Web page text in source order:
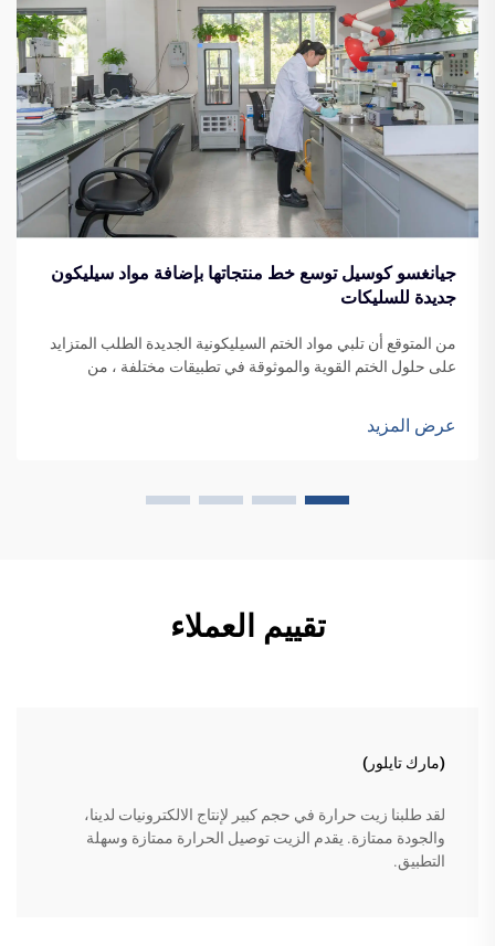
جيانغسو كوسيل توسع خط منتجاتها بإضافة مواد سيليكون
جديدة للسليكات
من المتوقع أن تلبي مواد الختم السيليكونية الجديدة الطلب المتزايد
على حلول الختم القوية والموثوقة في تطبيقات مختلفة ، من
عرض المزيد
تقييم العملاء
(مارك تايلور)
لقد طلبنا زيت حرارة في حجم كبير لإنتاج الالكترونيات لدينا،
والجودة ممتازة. يقدم الزيت توصيل الحرارة ممتازة وسهلة
التطبيق.